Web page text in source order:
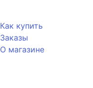
Как купить
Заказы
О магазине